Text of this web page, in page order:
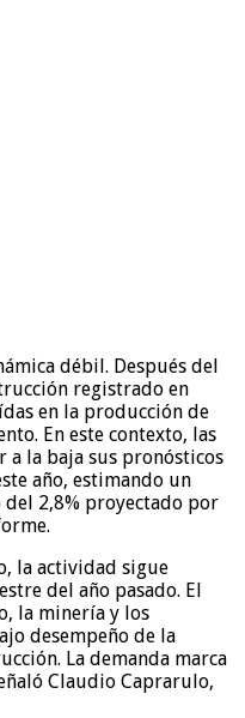
débil. Después del
registrado en
en la producción de
En este contexto, las
a la baja sus pronósticos
año, estimando un
del 2,8% proyectado por
la actividad sigue
del año pasado. El
la minería y los
desempeño de la
La demanda marca
Claudio Caprarulo,